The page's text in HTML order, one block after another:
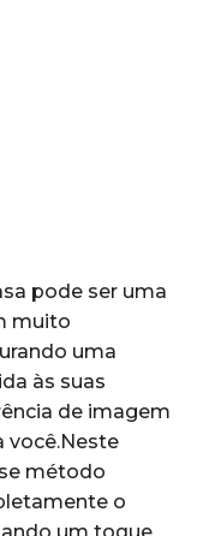
pode ser uma
muito
uma
às suas
de imagem
você.Neste
método
o